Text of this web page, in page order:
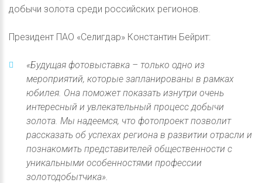
добычи золота среди российских регионов.
Президент ПАО «Селигдар» Константин Бейрит:
«Будущая фотовыставка – только одно из
мероприятий, которые запланированы в рамках
юбилея. Она поможет показать изнутри очень
интересный и увлекательный процесс добычи
золота. Мы надеемся, что фотопроект позволит
рассказать об успехах региона в развитии отрасли и
познакомить представителей общественности с
уникальными особенностями профессии
золотодобытчика».